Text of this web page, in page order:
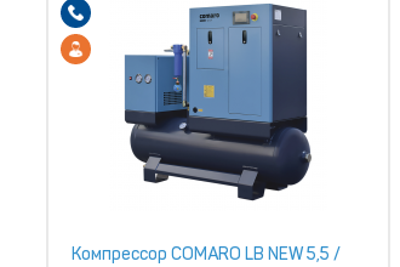
Компрессор COMARO LB NEW 5,5 /